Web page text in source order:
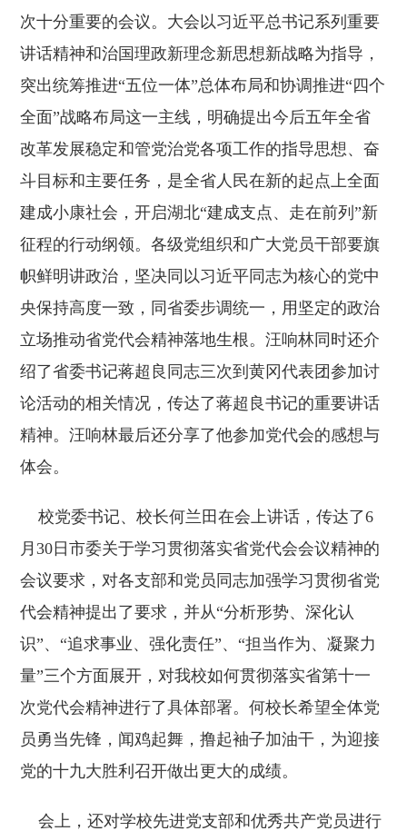
次十分重要的会议。大会以习近平总书记系列重要
讲话精神和治国理政新理念新思想新战略为指导，
突出统筹推进“五位一体”总体布局和协调推进“四个
全面”战略布局这一主线，明确提出今后五年全省
改革发展稳定和管党治党各项工作的指导思想、奋
斗目标和主要任务，是全省人民在新的起点上全面
建成小康社会，开启湖北“建成支点、走在前列”新
征程的行动纲领。各级党组织和广大党员干部要旗
帜鲜明讲政治，坚决同以习近平同志为核心的党中
央保持高度一致，同省委步调统一，用坚定的政治
立场推动省党代会精神落地生根。汪响林同时还介
绍了省委书记蒋超良同志三次到黄冈代表团参加讨
论活动的相关情况，传达了蒋超良书记的重要讲话
精神。汪响林最后还分享了他参加党代会的感想与
体会。
校党委书记、校长何兰田在会上讲话，传达了6
月30日市委关于学习贯彻落实省党代会会议精神的
会议要求，对各支部和党员同志加强学习贯彻省党
代会精神提出了要求，并从“分析形势、深化认
识”、“追求事业、强化责任”、“担当作为、凝聚力
量”三个方面展开，对我校如何贯彻落实省第十一
次党代会精神进行了具体部署。何校长希望全体党
员勇当先锋，闻鸡起舞，撸起袖子加油干，为迎接
党的十九大胜利召开做出更大的成绩。
会上，还对学校先进党支部和优秀共产党员进行